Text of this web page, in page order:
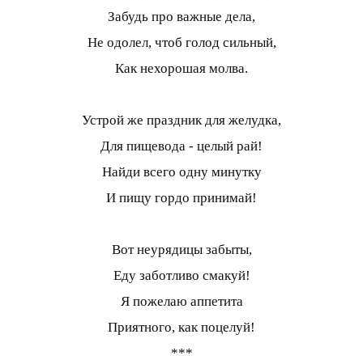
Забудь про важные дела,
Не одолел, чтоб голод сильный,
Как нехорошая молва.
Устрой же праздник для желудка,
Для пищевода - целый рай!
Найди всего одну минутку
И пищу гордо принимай!
Вот неурядицы забыты,
Еду заботливо смакуй!
Я пожелаю аппетита
Приятного, как поцелуй!
***